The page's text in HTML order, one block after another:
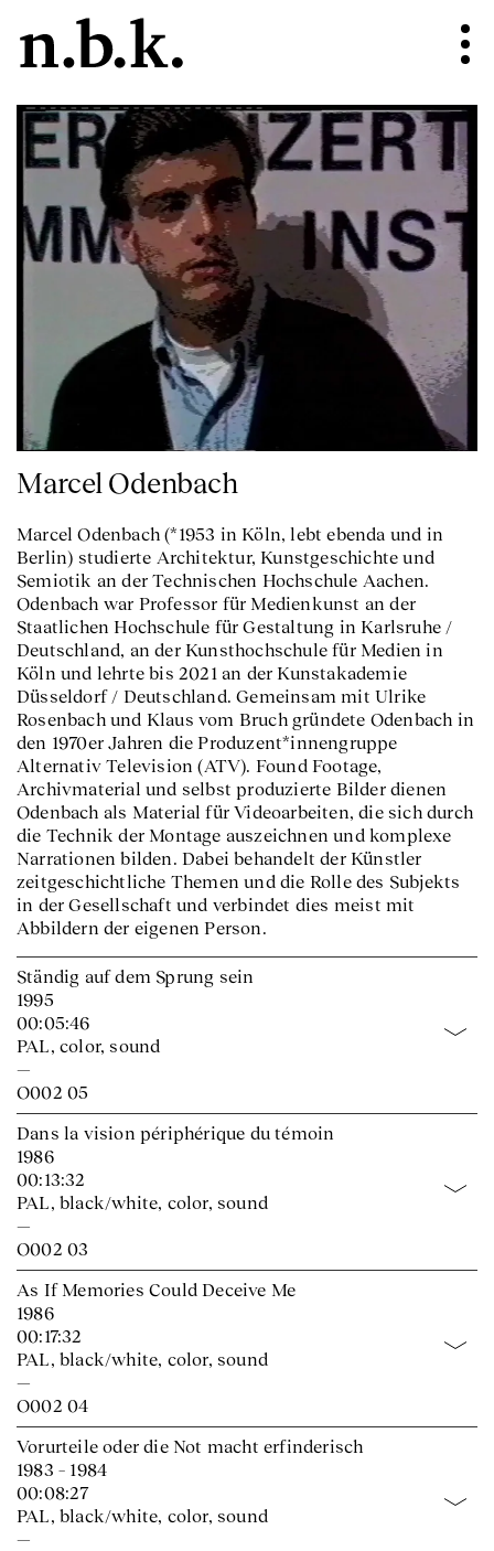
Marcel Odenbach
Marcel Odenbach (*1953 in Köln, lebt ebenda und in
Berlin) studierte Architektur, Kunstgeschichte und
Semiotik an der Technischen Hochschule Aachen.
Odenbach war Professor für Medienkunst an der
Staatlichen Hochschule für Gestaltung in Karlsruhe /
Deutschland, an der Kunsthochschule für Medien in
Köln und lehrte bis 2021 an der Kunstakademie
Düsseldorf / Deutschland. Gemeinsam mit Ulrike
Rosenbach und Klaus vom Bruch gründete Odenbach in
den 1970er Jahren die Produzent*innengruppe
Alternativ Television (ATV). Found Footage,
Archivmaterial und selbst produzierte Bilder dienen
Odenbach als Material für Videoarbeiten, die sich durch
die Technik der Montage auszeichnen und komplexe
Narrationen bilden. Dabei behandelt der Künstler
zeitgeschichtliche Themen und die Rolle des Subjekts
in der Gesellschaft und verbindet dies meist mit
Abbildern der eigenen Person.
Ständig auf dem Sprung sein
1995
00:05:46
PAL, color, sound
—
O002 05
Dans la vision périphérique du témoin
1986
00:13:32
PAL, black/white, color, sound
—
O002 03
As If Memories Could Deceive Me
1986
00:17:32
PAL, black/white, color, sound
—
O002 04
Vorurteile oder die Not macht erfinderisch
1983 – 1984
00:08:27
PAL, black/white, color, sound
—